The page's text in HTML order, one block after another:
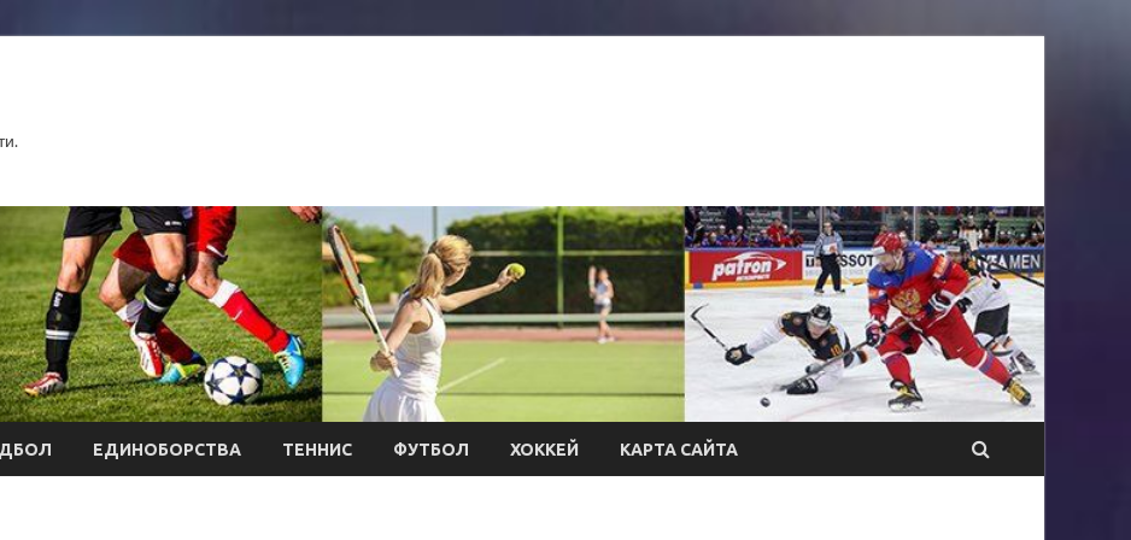
ЕДИНОБОРСТВА ТЕННИС ФУТБОЛ ХОККЕЙ КАРТА САЙТА